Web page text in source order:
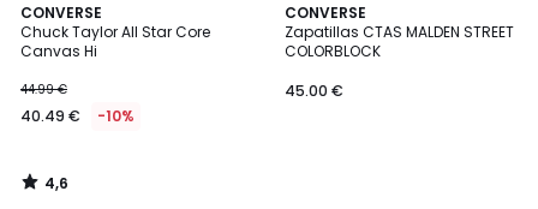
CONVERSE
Chuck Taylor All Star Core
Canvas Hi
44.99 €
40.49 € -10%
4,6
/ 5
4,6
/
CONVERSE
Zapatillas CTAS MALDEN STREET
COLORBLOCK
45.00 €